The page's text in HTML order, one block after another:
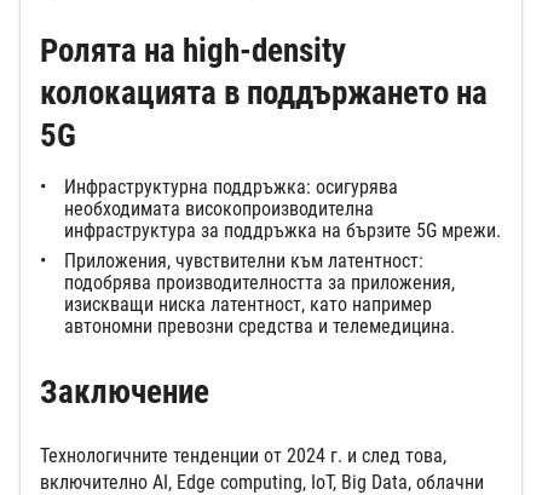
Ролята на high-density
колокацията в поддържането на
5G
Инфраструктурна поддръжка: осигурява
необходимата високопроизводителна
инфраструктура за поддръжка на бързите 5G мрежи.
Приложения, чувствителни към латентност:
подобрява производителността за приложения,
изискващи ниска латентност, като например
автономни превозни средства и телемедицина.
Заключение
Технологичните тенденции от 2024 г. и след това,
включително AI, Edge computing, IoT, Big Data, облачни